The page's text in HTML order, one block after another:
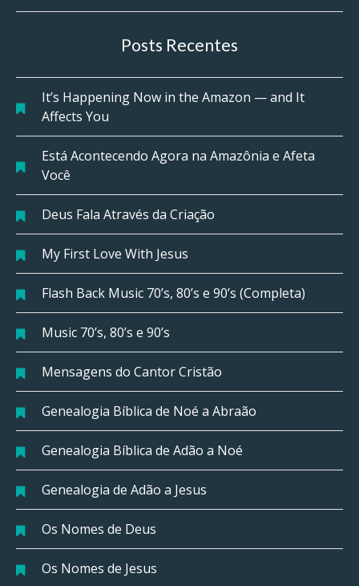
Posts Recentes
It’s Happening Now in the Amazon — and It
Affects You
Está Acontecendo Agora na Amazônia e Afeta
Você
Deus Fala Através da Criação
My First Love With Jesus
Flash Back Music 70’s, 80’s e 90’s (Completa)
Music 70’s, 80’s e 90’s
Mensagens do Cantor Cristão
Genealogia Bíblica de Noé a Abraão
Genealogia Bíblica de Adão a Noé
Genealogia de Adão a Jesus
Os Nomes de Deus
Os Nomes de Jesus